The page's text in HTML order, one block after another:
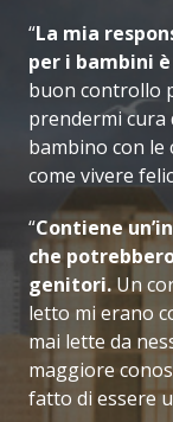
“La mia
per i bambini
buon controllo
prendermi cura
bambino con le
come vivere
“Contiene
che
genitori.Un
letto mi erano
mai lette da
maggiore
fatto di essere